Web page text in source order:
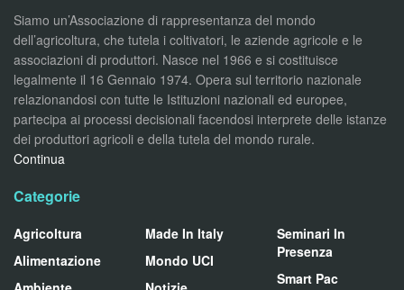
Siamo un’Associazione di rappresentanza del mondo
dell’agricoltura, che tutela i coltivatori, le aziende agricole e le
associazioni di produttori. Nasce nel 1966 e si costituisce
legalmente il 16 Gennaio 1974. Opera sul territorio nazionale
relazionandosi con tutte le Istituzioni nazionali ed europee,
partecipa ai processi decisionali facendosi interprete delle istanze
dei produttori agricoli e della tutela del mondo rurale.
Continua
Categorie
Agricoltura
Alimentazione
Made In Italy
Mondo UCI
Seminari In
Presenza
Smart Pac